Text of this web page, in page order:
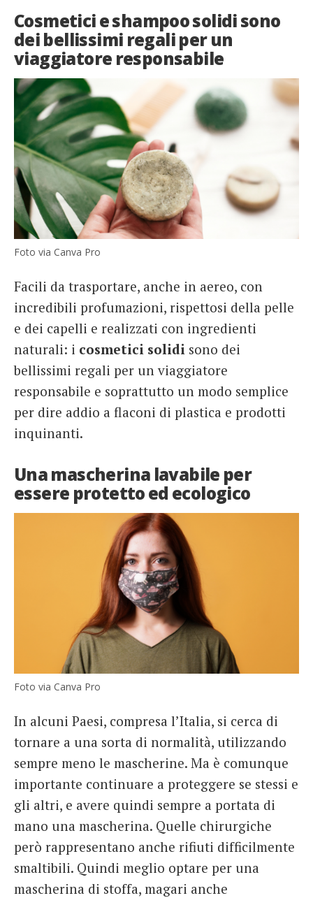
Cosmetici e shampoo solidi sono
dei bellissimi regali per un
viaggiatore responsabile
Foto via Canva Pro
Facili da trasportare, anche in aereo, con
incredibili profumazioni, rispettosi della pelle
e dei capelli e realizzati con ingredienti
naturali: i cosmetici solidi sono dei
bellissimi regali per un viaggiatore
responsabile e soprattutto un modo semplice
per dire addio a flaconi di plastica e prodotti
inquinanti.
Una mascherina lavabile per
essere protetto ed ecologico
Foto via Canva Pro
In alcuni Paesi, compresa l’Italia, si cerca di
tornare a una sorta di normalità, utilizzando
sempre meno le mascherine. Ma è comunque
importante continuare a proteggere se stessi e
gli altri, e avere quindi sempre a portata di
mano una mascherina. Quelle chirurgiche
però rappresentano anche rifiuti difficilmente
smaltibili. Quindi meglio optare per una
mascherina di stoffa, magari anche